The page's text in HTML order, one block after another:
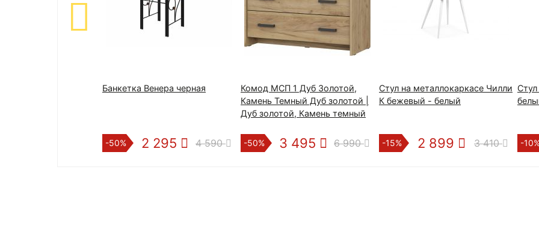
Банкетка Венера черная
-50% 2 295 4 590
Комод МСП 1 Дуб Золотой,
Камень Темный Дуб золотой |
Дуб золотой, Камень темный
-50% 3 495 6 990
Стул на металлокаркасе Чилли
К бежевый - белый
-15% 2 899 3 410 -